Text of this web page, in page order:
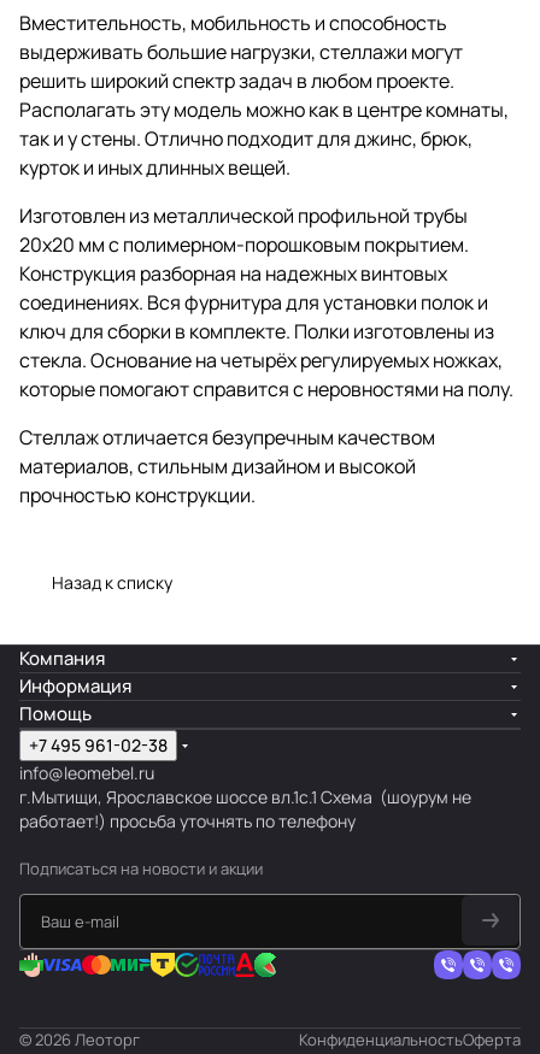
Вместительность, мобильность и способность
выдерживать большие нагрузки, стеллажи могут
решить широкий спектр задач в любом проекте.
Располагать эту модель можно как в центре комнаты,
так и у стены. Отлично подходит для джинс, брюк,
курток и иных длинных вещей.
Изготовлен из металлической профильной трубы
20х20 мм с полимерном-порошковым покрытием.
Конструкция разборная на надежных винтовых
соединениях. Вся фурнитура для установки полок и
ключ для сборки в комплекте. Полки изготовлены из
стекла. Основание на четырёх регулируемых ножках,
которые помогают справится с неровностями на полу.
Стеллаж отличается безупречным качеством
материалов, стильным дизайном и высокой
прочностью конструкции.
Назад к списку
Компания
Информация
Помощь
+7 495 961-02-38
info@leomebel.ru
г.Мытищи, Ярославское шоссе вл.1с.1 Схема (шоурум не
работает!) просьба уточнять по телефону
Подписаться на новости и акции
© 2026 Леоторг КонфиденциальностьОферта